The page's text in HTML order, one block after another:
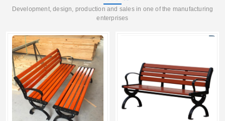
Development, design, production and sales in one of the manufacturing
enterprises